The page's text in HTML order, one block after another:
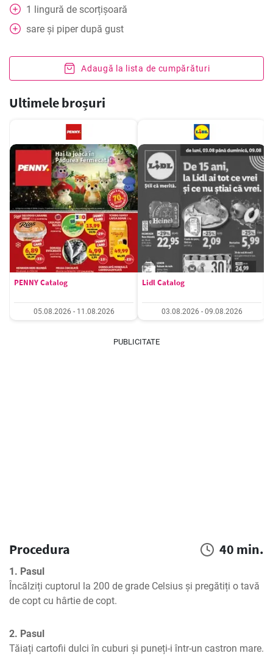
1 lingură de scorțișoară
sare și piper după gust
Adaugă la lista de cumpărături
Ultimele broșuri
PENNY Catalog
05.08.2026 - 11.08.2026
Lidl Catalog
03.08.2026 - 09.08.2026
PUBLICITATE
Procedura 40 min.
1. Pasul
Încălziți cuptorul la 200 de grade Celsius și pregătiți o tavă
de copt cu hârtie de copt.
2. Pasul
Tăiați cartofii dulci în cuburi și puneți-i într-un castron mare.